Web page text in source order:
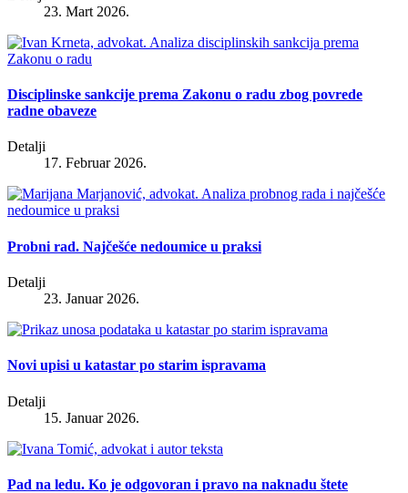
23. Mart 2026.
Disciplinske sankcije prema Zakonu o radu zbog povrede
radne obaveze
Detalji
17. Februar 2026.
Probni rad. Najčešće nedoumice u praksi
Detalji
23. Januar 2026.
Novi upisi u katastar po starim ispravama
Detalji
15. Januar 2026.
Pad na ledu. Ko je odgovoran i pravo na naknadu štete